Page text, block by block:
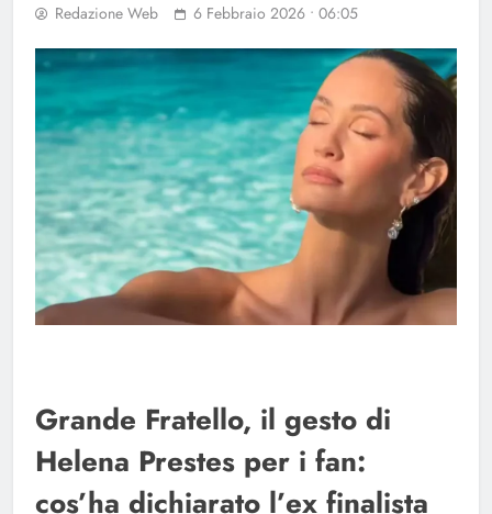
Redazione Web 6 Febbraio 2026 • 06:05
Grande Fratello, il gesto di
Helena Prestes per i fan:
cos’ha dichiarato l’ex finalista